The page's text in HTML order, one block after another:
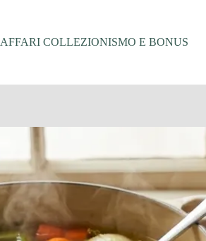
AFFARI COLLEZIONISMO E BONUS